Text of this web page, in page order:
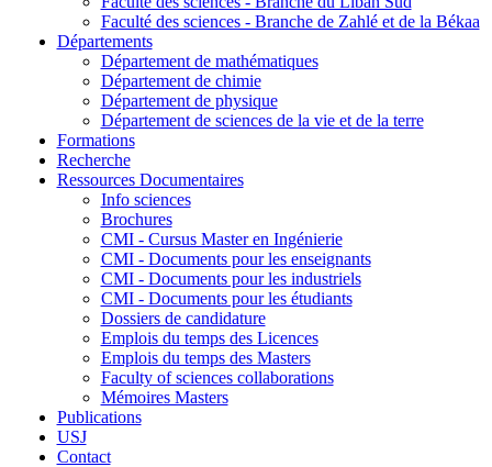
Faculté des sciences - Branche de Zahlé et de la Békaa
Départements
Département de mathématiques
Département de chimie
Département de physique
Département de sciences de la vie et de la terre
Formations
Recherche
Ressources Documentaires
Info sciences
Brochures
CMI - Cursus Master en Ingénierie
CMI - Documents pour les enseignants
CMI - Documents pour les industriels
CMI - Documents pour les étudiants
Dossiers de candidature
Emplois du temps des Licences
Emplois du temps des Masters
Faculty of sciences collaborations
Mémoires Masters
Publications
USJ
Contact